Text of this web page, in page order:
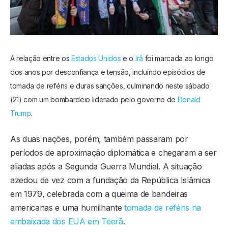
A relação entre os Estados Unidos e o Irã foi marcada ao longo
dos anos por desconfiança e tensão, incluindo episódios de
tomada de reféns e duras sanções, culminando neste sábado
(21) com um bombardeio liderado pelo governo de Donald
Trump.
As duas nações, porém, também passaram por
períodos de aproximação diplomática e chegaram a ser
aliadas após a Segunda Guerra Mundial. A situação
azedou de vez com a fundação da República Islâmica
em 1979, celebrada com a queima de bandeiras
americanas e uma humilhantetomada de reféns na
embaixada dos EUA em Teerã.